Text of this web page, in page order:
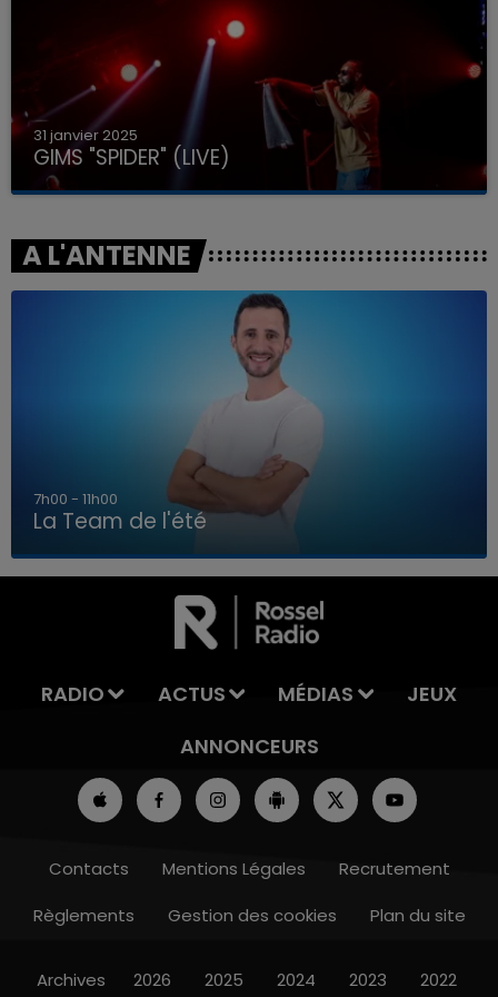
LA TEAM DE L'ÉTÉ
31 janvier 2025
GIMS "SPIDER" (LIVE)
A L'ANTENNE
7h00 - 11h00
La Team de l'été
RADIO ACTUS MÉDIAS
JEUX
ANNONCEURS
Contacts Mentions Légales
Recrutement
Règlements
Gestion des cookies Plan du site
Archives 2026 2025 2024 2023 2022